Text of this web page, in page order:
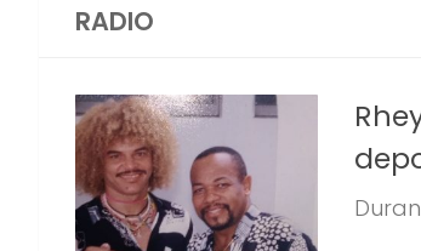
RADIO